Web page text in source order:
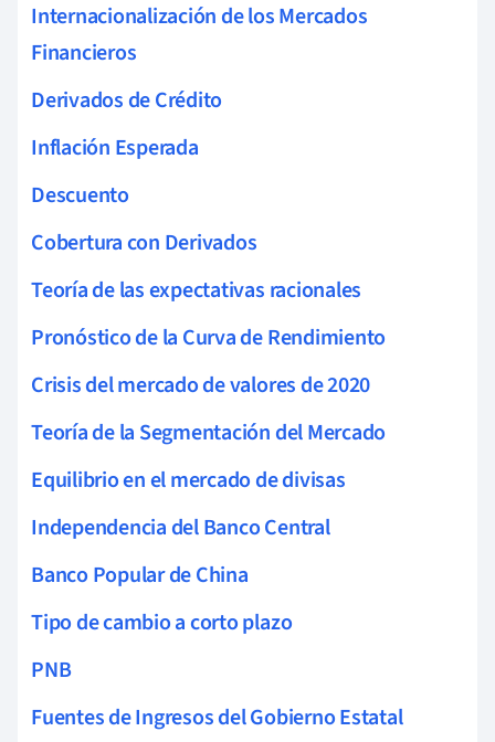
Internacionalización de los Mercados
Financieros
Derivados de Crédito
Inflación Esperada
Descuento
Cobertura con Derivados
Teoría de las expectativas racionales
Pronóstico de la Curva de Rendimiento
Crisis del mercado de valores de 2020
Teoría de la Segmentación del Mercado
Equilibrio en el mercado de divisas
Independencia del Banco Central
Banco Popular de China
Tipo de cambio a corto plazo
PNB
Fuentes de Ingresos del Gobierno Estatal